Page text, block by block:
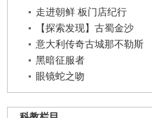
走进朝鲜 板门店纪行
【探索发现】古蜀金沙
意大利传奇古城那不勒斯
黑暗征服者
眼镜蛇之吻